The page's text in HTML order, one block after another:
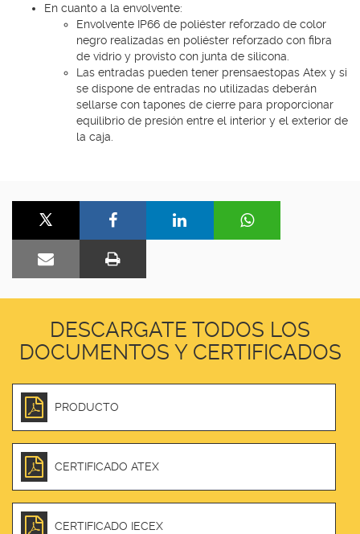
En cuanto a la envolvente:
Envolvente IP66 de poliéster reforzado de color
negro realizadas en poliéster reforzado con fibra
de vidrio y provisto con junta de silicona.
Las entradas pueden tener prensaestopas Atex y si
se dispone de entradas no utilizadas deberán
sellarse con tapones de cierre para proporcionar
equilibrio de presión entre el interior y el exterior de
la caja.
DESCARGATE TODOS LOS
DOCUMENTOS Y CERTIFICADOS
PRODUCTO
CERTIFICADO ATEX
CERTIFICADO IECEX